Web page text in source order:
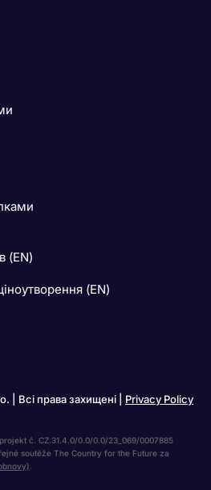
(EN)
(EN)
| Всі права захищені | Privacy Policy
č. CZ.31.4.0/0.0/0.0/23_069/0007885
soutěže The Country for the Future za